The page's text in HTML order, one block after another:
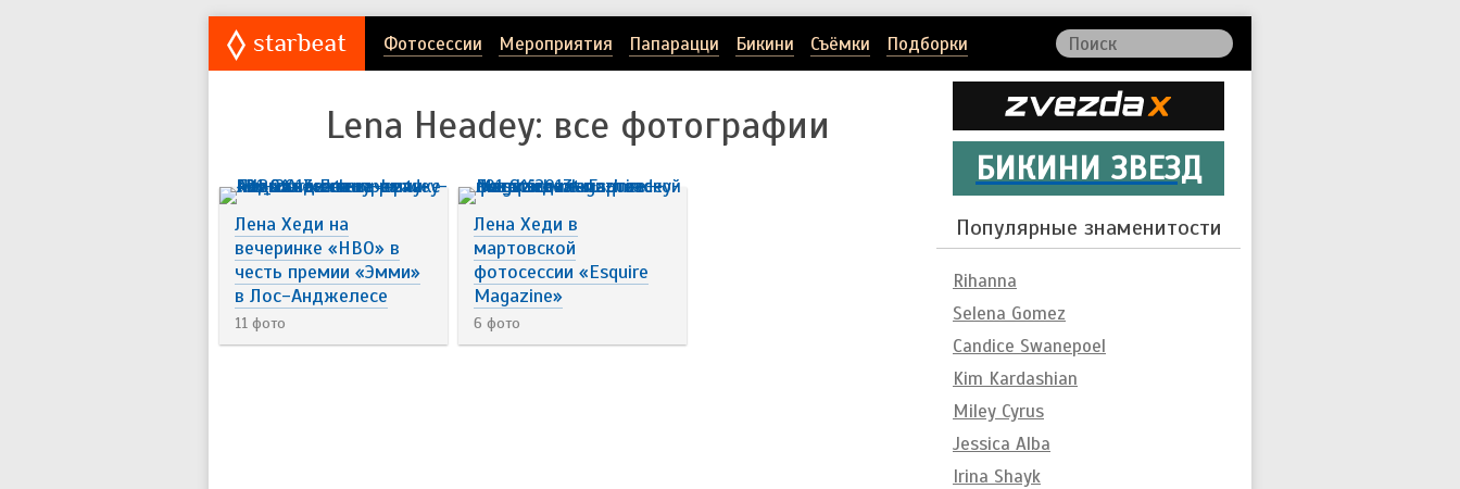
Фотосессии Мероприятия Папарацци Бикини Съёмки Подборки
Lena Headey: все фотографии
Лена Хеди на
вечеринке «HBO» в
честь премии «Эмми»
в Лос-Анджелесе
11 фото
Лена Хеди в
мартовской
фотосессии «Esquire
Magazine»
6 фото
БИКИНИ ЗВЕЗД
Популярные знаменитости
Rihanna
Selena Gomez
Candice Swanepoel
Kim Kardashian
Miley Cyrus
Jessica Alba
Irina Shayk